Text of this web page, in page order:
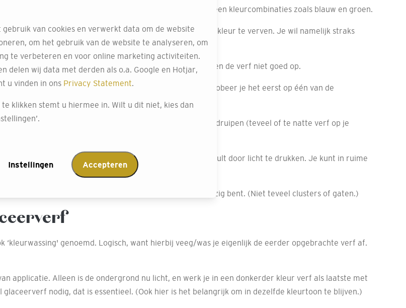
blijft. Dus donkerbruin, lichtbruin bijvoorbeeld, maar geen kleurcombinaties zoals blauw en groen.
ook een groot vel papier of een paar kleine, in dezelfde kleur te verven. Je wil namelijk straks
niet; deze zal lelijke randen geven en neemt bovendien de verf niet goed op.
dip je hem in de lichtere verf en (belangrijk!) probeer je het eerst op één van de
die nodig zijn om een mooi ‘stempel' te maken.
maar je veegt nooit. Wat je niet wil is dat de verf gaat druipen (teveel of te natte verf op je
geen overbodige luxe is.
krijgt, waarna je later de ruimtes ertussen subtieler opvult door licht te drukken. Je kunt in ruime
heb je dat nodig om te kijken of je wel consistent bezig bent. (Niet teveel clusters of gaten.)
‘kleurwassing' genoemd. Logisch, want hierbij veeg/was je eigenlijk de eerder opgebrachte verf af.
applicatie. Alleen is de ondergrond nu licht, en werk je in een donkerder kleur verf als laatste met
nodig, dat is essentieel. (Ook hier is het belangrijk om in dezelfde kleurtoon te blijven.)
gebruik van cookies en verwerkt data om de website
om het gebruik van de website te analyseren, om
te verbeteren en voor online marketing activiteiten.
delen wij data met derden als o.a. Google en Hotjar,
u vinden in ons Privacy Statement.
klikken stemt u hiermee in. Wilt u dit niet, kies dan
Instellingen Accepteren